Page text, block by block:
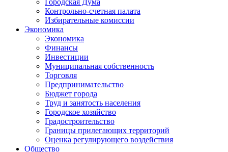
Городская Дума
Контрольно-счетная палата
Избирательные комиссии
Экономика
Экономика
Финансы
Инвестиции
Муниципальная собственность
Торговля
Предпринимательство
Бюджет города
Труд и занятость населения
Городское хозяйство
Градостроительство
Границы прилегающих территорий
Оценка регулирующего воздействия
Общество